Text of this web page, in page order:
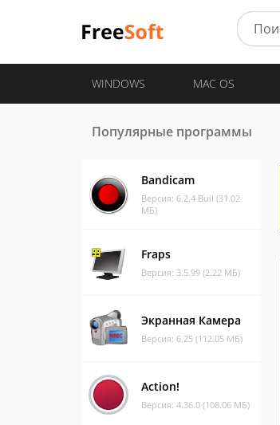
WINDOWS MAC OS
Популярные программы
Bandicam
Версия: 6.2.4 Buil (31.02
МБ)
Fraps
Версия: 3.5.99 (2.22 МБ)
Экранная Камера
Версия: 6.25 (112.05 МБ)
Action!
Версия: 4.36.0 (108.06 МБ)